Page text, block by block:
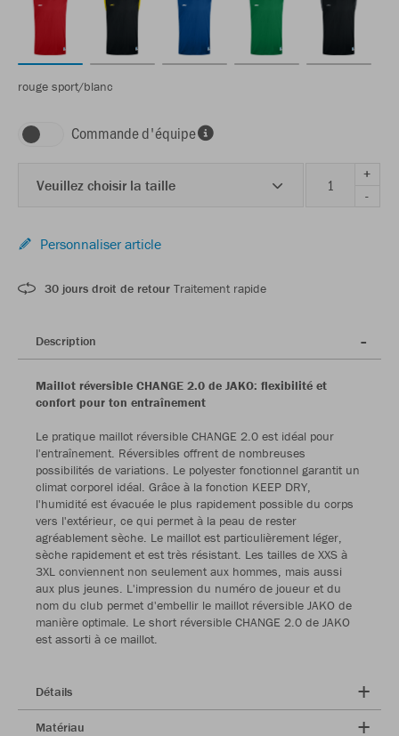
rouge sport/blanc
Commande d'équipe
Veuillez choisir la taille
+
-
Personnaliser article
30 jours droit de retour Traitement rapide
Description
Maillot réversible CHANGE 2.0 de JAKO: flexibilité et
confort pour ton entraînement
Le pratique maillot réversible CHANGE 2.0 est idéal pour
l'entraînement. Réversibles offrent de nombreuses
possibilités de variations. Le polyester fonctionnel garantit un
climat corporel idéal. Grâce à la fonction KEEP DRY,
l'humidité est évacuée le plus rapidement possible du corps
vers l'extérieur, ce qui permet à la peau de rester
agréablement sèche. Le maillot est particulièrement léger,
sèche rapidement et est très résistant. Les tailles de XXS à
3XL conviennent non seulement aux hommes, mais aussi
aux plus jeunes. L'impression du numéro de joueur et du
nom du club permet d'embellir le maillot réversible JAKO de
manière optimale. Le short réversible CHANGE 2.0 de JAKO
est assorti à ce maillot.
Détails
Matériau